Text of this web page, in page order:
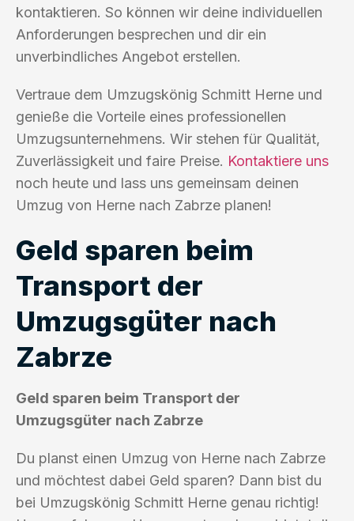
kontaktieren. So können wir deine individuellen
Anforderungen besprechen und dir ein
unverbindliches Angebot erstellen.
Vertraue dem Umzugskönig Schmitt Herne und
genieße die Vorteile eines professionellen
Umzugsunternehmens. Wir stehen für Qualität,
Zuverlässigkeit und faire Preise. Kontaktiere uns
noch heute und lass uns gemeinsam deinen
Umzug von Herne nach Zabrze planen!
Geld sparen beim
Transport der
Umzugsgüter nach
Zabrze
Geld sparen beim Transport der
Umzugsgüter nach Zabrze
Du planst einen Umzug von Herne nach Zabrze
und möchtest dabei Geld sparen? Dann bist du
bei Umzugskönig Schmitt Herne genau richtig!